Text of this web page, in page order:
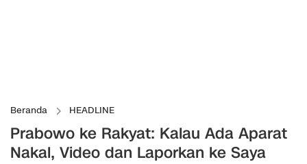
Beranda HEADLINE
Prabowo ke Rakyat: Kalau Ada Aparat
Nakal, Video dan Laporkan ke Saya